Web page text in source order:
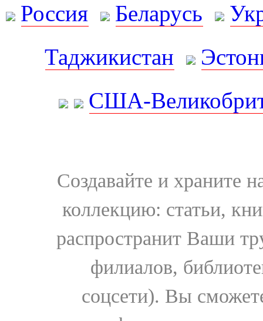
Россия Беларусь
Таджикистан
США-
Создавайте и храните
коллекцию: статьи,
распространит Ваши
филиалов,
соцсети). Вы